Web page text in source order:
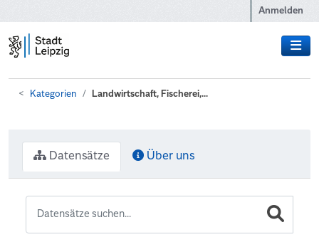
Anmelden
Kategorien Landwirtschaft, Fischerei,...
Datensätze Über uns